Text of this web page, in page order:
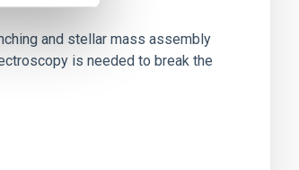
and stellar mass assembly
is needed to break the